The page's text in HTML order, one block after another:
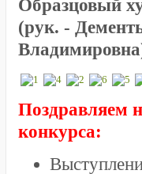
Образцовый
(рук. -
Поздравляем
конкурса: